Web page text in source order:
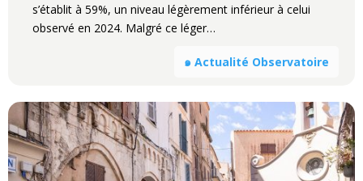
s’établit à 59%, un niveau légèrement inférieur à celui
observé en 2024. Malgré ce léger…
๑ Actualité Observatoire